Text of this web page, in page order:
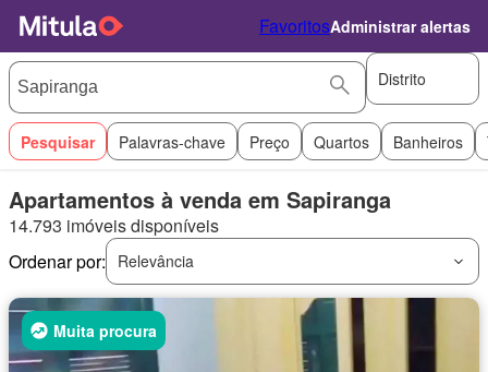
FavoritosAdministrar alertas
Distrito
Pesquisar Palavras-chave Preço Quartos Banheiros
Apartamentos à venda em Sapiranga
14.793 imóveis disponíveis
Ordenar por:
Relevância
Muita procura